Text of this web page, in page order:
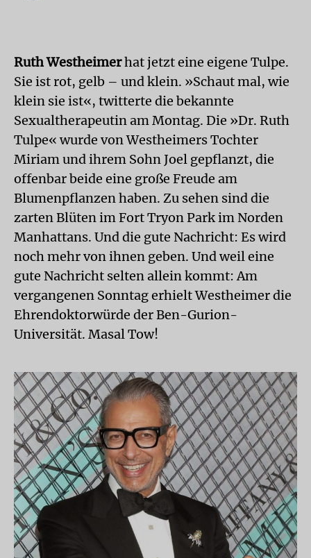
Ruth Westheimerhat jetzt eine eigene Tulpe.
Sie ist rot, gelb – und klein. »Schaut mal, wie
klein sie ist«, twitterte die bekannte
Sexualtherapeutin am Montag. Die »Dr. Ruth
Tulpe« wurde von Westheimers Tochter
Miriam und ihrem Sohn Joel gepflanzt, die
offenbar beide eine große Freude am
Blumenpflanzen haben. Zu sehen sind die
zarten Blüten im Fort Tryon Park im Norden
Manhattans. Und die gute Nachricht: Es wird
noch mehr von ihnen geben. Und weil eine
gute Nachricht selten allein kommt: Am
vergangenen Sonntag erhielt Westheimer die
Ehrendoktorwürde der Ben-Gurion-
Universität. Masal Tow!